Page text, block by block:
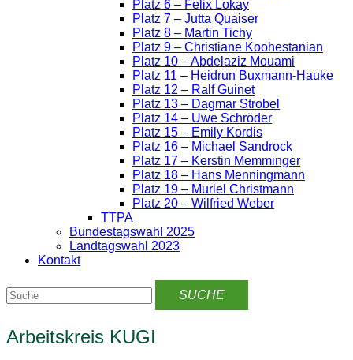
Platz 6 – Felix Lokay
Platz 7 – Jutta Quaiser
Platz 8 – Martin Tichy
Platz 9 – Christiane Koohestanian
Platz 10 – Abdelaziz Mouami
Platz 11 – Heidrun Buxmann-Hauke
Platz 12 – Ralf Guinet
Platz 13 – Dagmar Strobel
Platz 14 – Uwe Schröder
Platz 15 – Emily Kordis
Platz 16 – Michael Sandrock
Platz 17 – Kerstin Memminger
Platz 18 – Hans Menningmann
Platz 19 – Muriel Christmann
Platz 20 – Wilfried Weber
TTPA
Bundestagswahl 2025
Landtagswahl 2023
Kontakt
Arbeitskreis KUGI